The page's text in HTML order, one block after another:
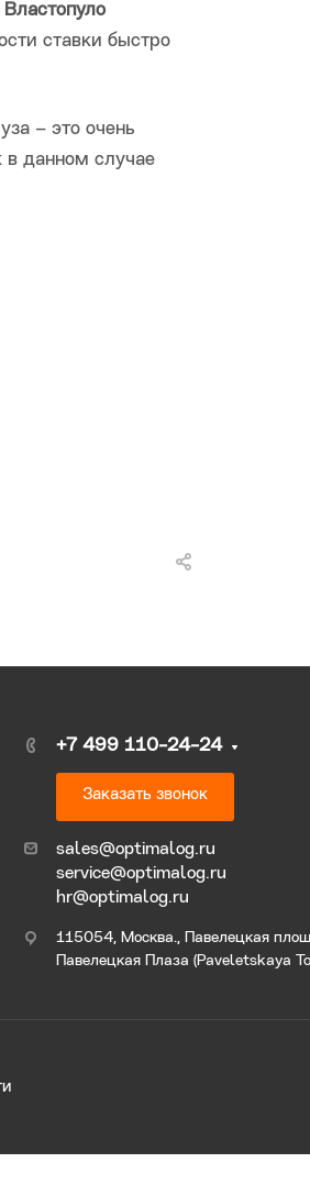
Властопуло
ставки быстро
– это очень
в данном случае
+7 499 110-24-24
Заказать звонок
sales@optimalog.ru
service@optimalog.ru
hr@optimalog.ru
115054, Москва., Павелецкая
Павелецкая Плаза (Paveletskaya